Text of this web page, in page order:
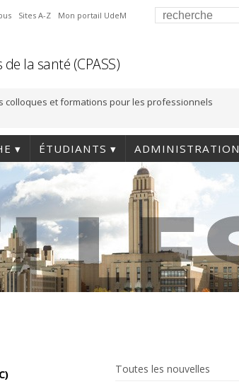
Sites A-Z Mon portail UdeM
la santé (CPASS)
colloques et formations pour les professionnels
ÉTUDIANTS ADMINISTRATION
Toutes les nouvelles